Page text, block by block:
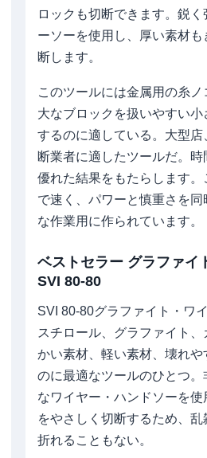
ロックも切断できます。鋭
ーソーを使用し、厚い素材
断します。
このツールには金属用の糸
大なブロックを扱いやすい
するのに適している。大型店
断業者に適したツールだ。時
優れた結果をもたらします。
で速く、パワーと慎重さを
な作業用に作られています。
ベストセラー グラファイ
SVI 80-80
SVI 80-80グラファイト・ワ
スチロール、グラファイト
かい素材、軽い素材、壊れや
のに最適なツールのひとつ
なワイヤー・ハンドソーを
をやさしく切断するため、
折れることもない。